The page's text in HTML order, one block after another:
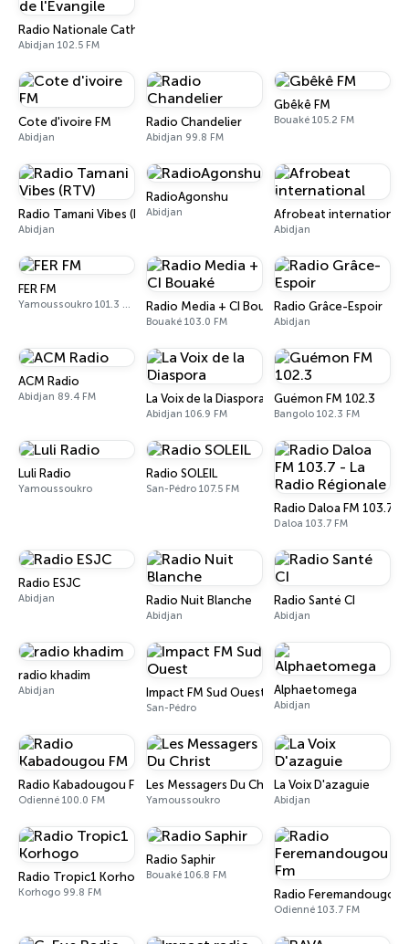
Radio Nationale Catholique (RNC) — La Voix de l'Évangile
Abidjan 102.5 FM
Cote d'ivoire FM
Abidjan
Radio Chandelier
Abidjan 99.8 FM
Gbêkê FM
Bouaké 105.2 FM
Radio Tamani Vibes (RTV)
Abidjan
RadioAgonshu
Abidjan Afrobeat international
Abidjan
FER FM
Yamoussoukro 101.3 FM Radio Media + CI Bouaké
Bouaké 103.0 FM
Radio Grâce-Espoir
Abidjan
ACM Radio
Abidjan 89.4 FM La Voix de la Diaspora
Abidjan 106.9 FM
Guémon FM 102.3
Bangolo 102.3 FM
Luli Radio
Yamoussoukro
Radio SOLEIL
San-Pédro 107.5 FM
Radio Daloa FM 103.7 -
Daloa 103.7 FM
Radio ESJC
Abidjan Radio Nuit Blanche
Abidjan
Radio Santé CI
Abidjan
radio khadim
Abidjan Impact FM Sud Ouest
San-Pédro
Alphaetomega
Abidjan
Radio Kabadougou FM
Odienné 100.0 FM
Les Messagers Du Christ
Yamoussoukro
La Voix D'azaguie
Abidjan
Radio Tropic1 Korhogo
Korhogo 99.8 FM
Radio Saphir
Bouaké 106.8 FM
Radio Feremandougou
Odienné 103.7 FM